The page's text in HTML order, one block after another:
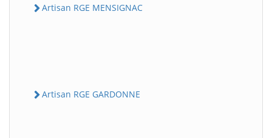
Artisan RGE MENSIGNAC
Artisan RGE GARDONNE